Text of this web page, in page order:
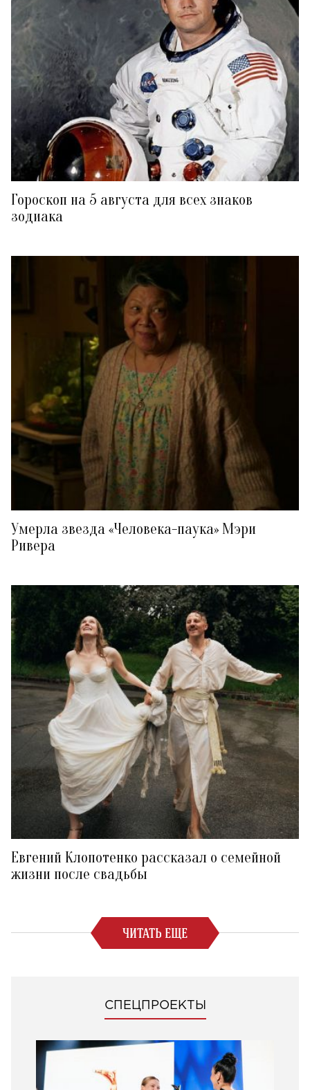
Гороскоп на 5 августа для всех знаков
зодиака
Умерла звезда «Человека-паука» Мэри
Ривера
Евгений Клопотенко рассказал о семейной
жизни после свадьбы
ЧИТАТЬ ЕЩЕ
СПЕЦПРОЕКТЫ